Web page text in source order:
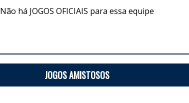
Não há JOGOS OFICIAIS para essa equipe
JOGOS AMISTOSOS